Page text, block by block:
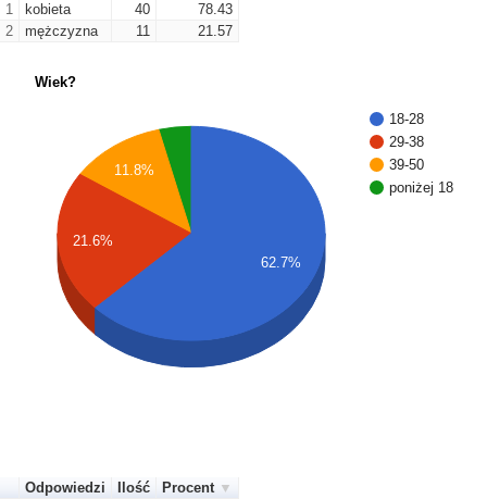
1
kobieta 40
78.43
2
mężczyzna 11 21.57
Wiek?
18-28
29-38
39-50
poniżej 18
11.8%
21.6%
62.7%
Odpowiedzi Ilość
Procent